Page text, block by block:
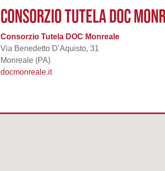
CONSORZIO TUTELA DOC
Consorzio Tutela DOC Monreale
Via Benedetto D’Aquisto, 31
Monreale (PA)
docmonreale.it